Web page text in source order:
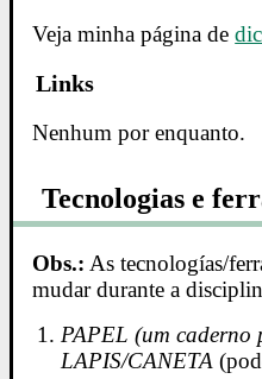
Veja minha página de
Links
Nenhum por enquanto.
Tecnologias e
Obs.: As tecnologías/
mudar durante a
PAPEL (um
LAPIS/CANETA